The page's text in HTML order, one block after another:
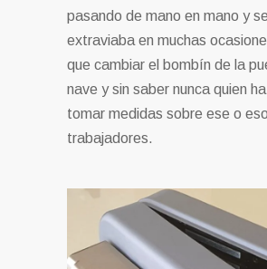
pasando de mano en mano y se
extraviaba en muchas
que cambiar el bombín de la
nave y sin saber nunca quien
tomar medidas sobre ese o
trabajadores.